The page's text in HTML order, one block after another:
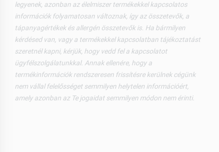
legyenek, azonban az élelmiszer termékekkel kapcsolatos
információk folyamatosan változnak, így az összetevők, a
tápanyagértékek és allergén összetevők is. Ha bármilyen
kérdésed van, vagy a termékekkel kapcsolatban tájékoztatást
szeretnél kapni, kérjük, hogy vedd fel a kapcsolatot
ügyfélszolgálatunkkal. Annak ellenére, hogy a
termékinformációk rendszeresen frissítésre kerülnek cégünk
nem vállal felelősséget semmilyen helytelen információért,
amely azonban az Te jogaidat semmilyen módon nem érinti.